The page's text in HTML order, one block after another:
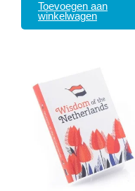
Toevoegen aan
winkelwagen